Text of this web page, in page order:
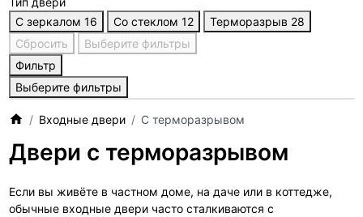
С зеркалом 16 Со стеклом 12 Терморазрыв 28
Сбросить
Выберите фильтры
Фильтр
Выберите фильтры
Входные двери С терморазрывом
Двери с терморазрывом
Если вы живёте в частном доме, на даче или в коттедже,
обычные входные двери часто сталкиваются с